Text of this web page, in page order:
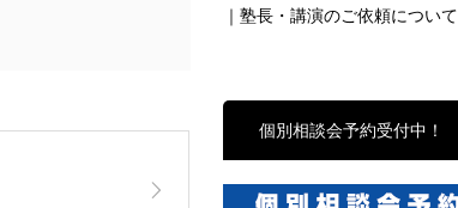
｜塾長・講演のご依頼について
個別相談会予約受付中！